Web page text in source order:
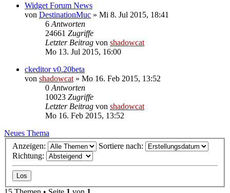
Widget Forum News
von DestinationMuc » Mi 8. Jul 2015, 18:41
6 Antworten
24661 Zugriffe
Letzter Beitrag von shadowcat
Mo 13. Jul 2015, 16:00
ckeditor v0.20beta
von shadowcat » Mo 16. Feb 2015, 13:52
0 Antworten
10023 Zugriffe
Letzter Beitrag von shadowcat
Mo 16. Feb 2015, 13:52
Neues Thema
Anzeigen:
Sortiere nach:
Richtung: